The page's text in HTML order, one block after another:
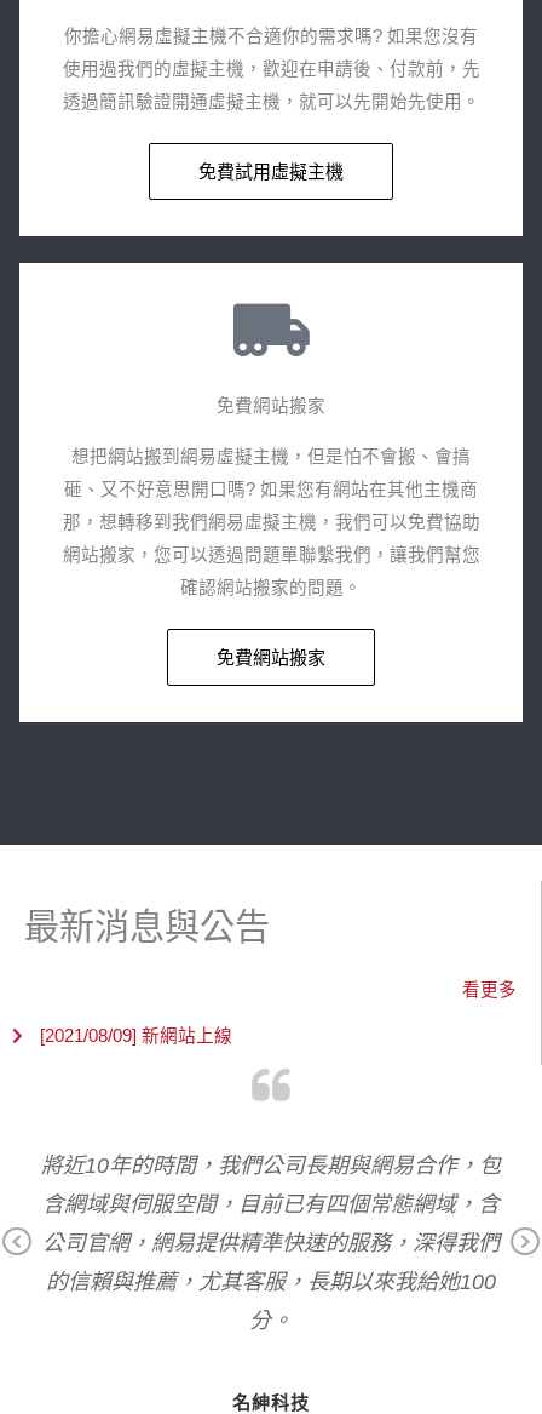
你擔心網易虛擬主機不合適你的需求嗎? 如果您沒有
使用過我們的虛擬主機，歡迎在申請後、付款前，先
透過簡訊驗證開通虛擬主機，就可以先開始先使用。
免費試用虛擬主機​​
免費網站搬家​
想把網站搬到網易虛擬主機，但是怕不會搬、會搞
砸、又不好意思開口嗎? 如果您有網站在其他主機商
那，想轉移到我們網易虛擬主機，我們可以免費協助
網站搬家，您可以透過問題單聯繫我們，讓我們幫您
確認網站搬家的問題。​
免費網站搬家​
最新消息與公告
看更多
[2021/08/09] 新網站上線
將近10年的時間，我們公司長期與網易合作，包
含網域與伺服空間，目前已有四個常態網域，含
公司官網，網易提供精準快速的服務，深得我們
的信賴與推薦，尤其客服，長期以來我給她100
分。
名紳科技
網